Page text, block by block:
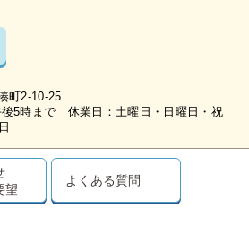
町2-10-25
5時まで 休業日：土曜日・日曜日・祝
望
よくある質問